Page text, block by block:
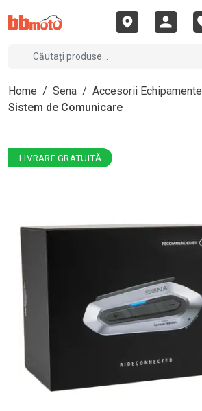
Home / Sena / Accesorii Echipamente
Sistem de Comunicare
LIVRARE GRATUITĂ